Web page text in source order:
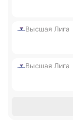
Высшая Лига
Высшая Лига